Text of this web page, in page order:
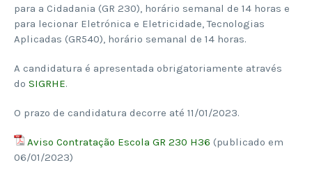
para a Cidadania (GR 230), horário semanal de 14 horas e
para lecionar Eletrónica e Eletricidade, Tecnologias
Aplicadas (GR540), horário semanal de 14 horas.
A candidatura é apresentada obrigatoriamente através
do SIGRHE.
O prazo de candidatura decorre até 11/01/2023.
Aviso Contratação Escola GR 230 H36 (publicado em
06/01/2023)